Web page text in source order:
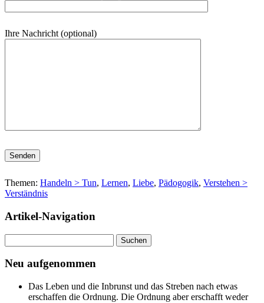
Ihre Nachricht (optional)
Bitte lasse dieses Feld leer.
Themen: Handeln > Tun, Lernen, Liebe, Pädogogik, Verstehen >
Verständnis
Artikel-Navigation
nach:
Neu aufgenommen
Das Leben und die Inbrunst und das Streben nach etwas
erschaffen die Ordnung. Die Ordnung aber erschafft weder